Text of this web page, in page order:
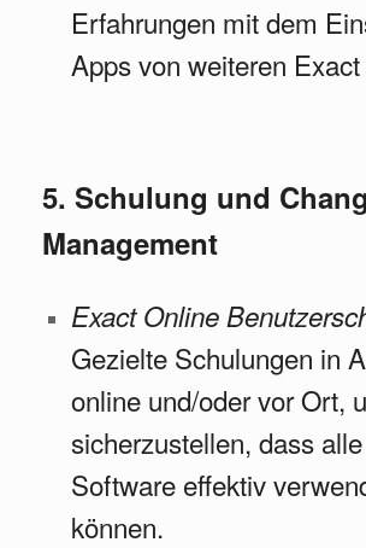
Erfahrungen mit dem
Apps von weiteren
5. Schulung und
Management
Exact Online
Gezielte Schulungen in
online und/oder vor Ort,
sicherzustellen, dass
Software effektiv
können.